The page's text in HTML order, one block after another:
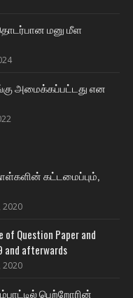
மனு மீள
அமைக்கப்பட்டது என
கட்டமைப்பும்,
2020
Question Paper and
and afterwards
2020
பெற்றோரின்